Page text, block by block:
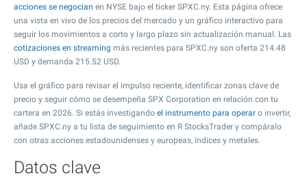
acciones se negocian en NYSE bajo el ticker SPXC.ny. Esta página ofrece
una vista en vivo de los precios del mercado y un gráfico interactivo para
seguir los movimientos a corto y largo plazo sin actualización manual. Las
cotizaciones en streaming más recientes para SPXC.ny son oferta 214.48
USD y demanda 215.52 USD.
Usa el gráfico para revisar el impulso reciente, identificar zonas clave de
precio y seguir cómo se desempeña SPX Corporation en relación con tu
cartera en 2026. Si estás investigando el instrumento para operar o invertir,
añade SPXC.ny a tu lista de seguimiento en R StocksTrader y compáralo
con otras acciones estadounidenses y europeas, índices y metales.
Datos clave